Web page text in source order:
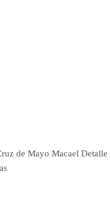
de Mayo Macael Detalle